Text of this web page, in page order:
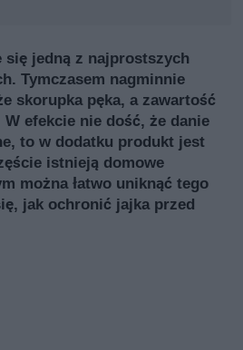
się jedną z najprostszych
Tymczasem nagminnie
skorupka pęka, a zawartość
W efekcie nie dość, że danie
to w dodatku produkt jest
istnieją domowe
można łatwo uniknąć tego
jak ochronić jajka przed